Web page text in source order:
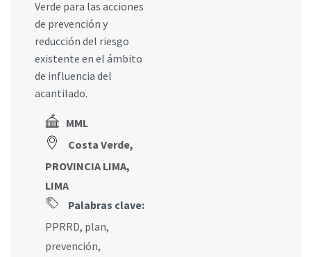
Verde para las acciones
de prevención y
reducción del riesgo
existente en el ámbito
de influencia del
acantilado.
MML
Costa Verde,
PROVINCIA LIMA,
LIMA
Palabras clave:
PPRRD, plan,
prevención,